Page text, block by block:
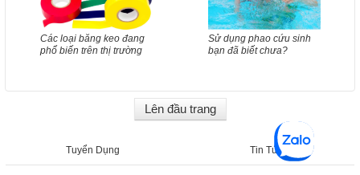
Các loại băng keo đang
phổ biến trên thị trường
Sử dụng phao cứu sinh
bạn đã biết chưa?
Lên đầu trang
Tuyển Dụng Tin Tức